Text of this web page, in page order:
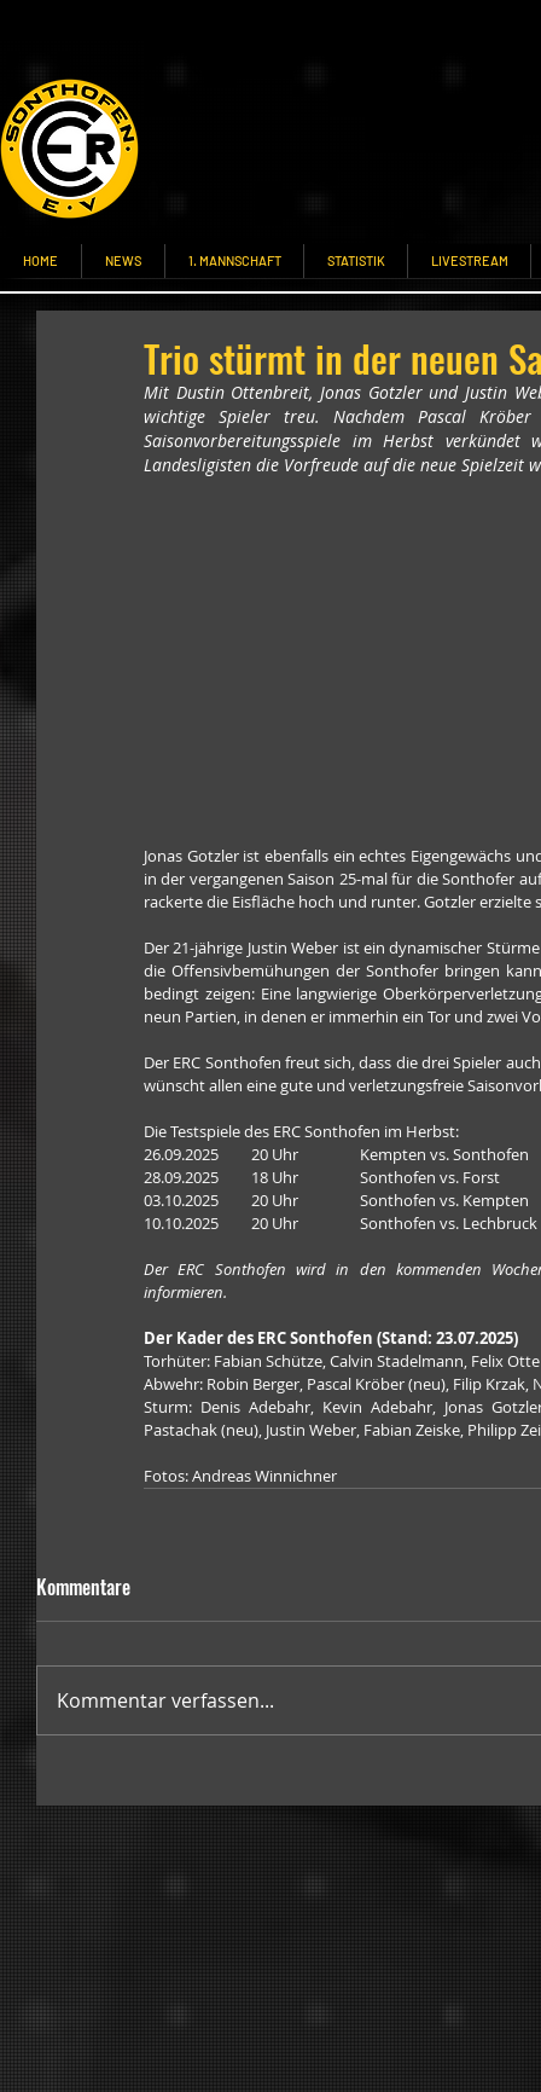
HOME NEWS 1. MANNSCHAFT STATISTIK LIVESTREAM
Trio stürmt in der neuen
Mit Dustin Ottenbreit, Jonas Gotzler und Justin
wichtige Spieler treu. Nachdem Pascal
Saisonvorbereitungsspiele im Herbst
Landesligisten die Vorfreude auf die neue Spielzeit
Jonas Gotzler ist ebenfalls ein echtes Eigengewächs
in der vergangenen Saison 25-mal für die Sonthofer
rackerte die Eisfläche hoch und runter. Gotzler erzielte
Der 21-jährige Justin Weber ist ein dynamischer
die Offensivbemühungen der Sonthofer bringen
bedingt zeigen: Eine langwierige
neun Partien, in denen er immerhin ein Tor und zwei
Der ERC Sonthofen freut sich, dass die drei Spieler
wünscht allen eine gute und verletzungsfreie
Die Testspiele des ERC Sonthofen im Herbst:
26.09.2025         20 Uhr                 Kempten vs. Sonthofen
28.09.2025         18 Uhr                 Sonthofen vs. Forst
03.10.2025         20 Uhr                 Sonthofen vs. Kempten
10.10.2025         20 Uhr                 Sonthofen vs. Lechbruck
Der ERC Sonthofen wird in den kommenden
informieren.
Der Kader des ERC Sonthofen (Stand: 23.07.2025)
Torhüter: Fabian Schütze, Calvin Stadelmann, Felix
Abwehr: Robin Berger, Pascal Kröber (neu), Filip
Sturm: Denis Adebahr, Kevin Adebahr, Jonas
Pastachak (neu), Justin Weber, Fabian Zeiske, Philipp
Fotos: Andreas Winnichner
Kommentare
Kommentar verfassen...